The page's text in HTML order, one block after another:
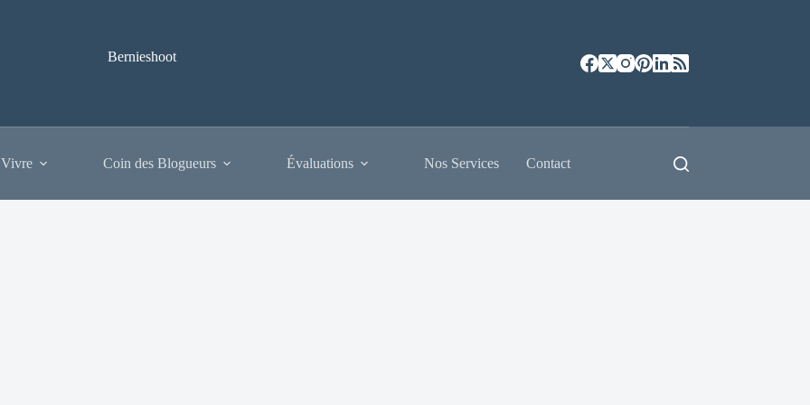
Bernieshoot
Coin des Blogueurs Évaluations Nos Services Contact